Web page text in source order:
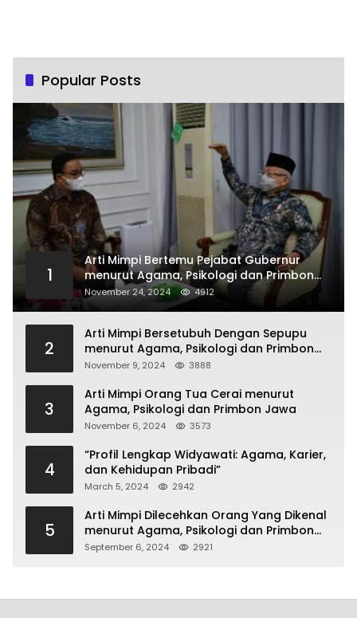
Popular Posts
1
Arti Mimpi Bertemu Pejabat Gubernur
menurut Agama, Psikologi dan Primbon
Jawa
November 24, 2024 4912
2
Arti Mimpi Bersetubuh Dengan Sepupu
menurut Agama, Psikologi dan Primbon
Jawa
November 9, 2024 3888
3
Arti Mimpi Orang Tua Cerai menurut
Agama, Psikologi dan Primbon Jawa
November 6, 2024 3573
4
“Profil Lengkap Widyawati: Agama, Karier,
dan Kehidupan Pribadi”
March 5, 2024 2942
5
Arti Mimpi Dilecehkan Orang Yang Dikenal
menurut Agama, Psikologi dan Primbon
Jawa
September 6, 2024 2921